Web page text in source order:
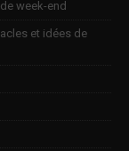
week-end
et idées de